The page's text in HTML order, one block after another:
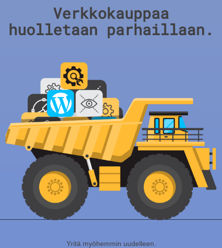
Verkkokauppaa
huolletaan parhaillaan.
Yritä myöhemmin uudelleen.